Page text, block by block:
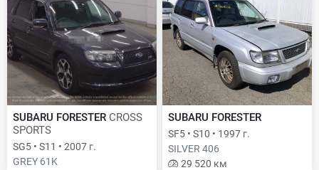
SUBARU FORESTER CROSS
SPORTS
SG5 • S11 • 2007 г.
GREY 61K
SUBARU FORESTER
SF5 • S10 • 1997 г.
SILVER 406
29 520 км